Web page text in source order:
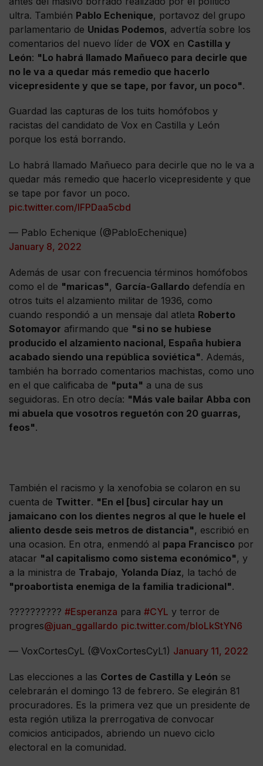
ultra. También Pablo Echenique, portavoz del grupo
parlamentario de Unidas Podemos, advertía sobre los
comentarios del nuevo líder de VOX en Castilla y
León: "Lo habrá llamado Mañueco para decirle que
no le va a quedar más remedio que hacerlo
vicepresidente y que se tape, por favor, un poco".
Guardad las capturas de los tuits homófobos y
racistas del candidato de Vox en Castilla y León
porque los está borrando.
Lo habrá llamado Mañueco para decirle que no le va a
quedar más remedio que hacerlo vicepresidente y que
se tape por favor un poco.
pic.twitter.com/IFPDaa5cbd
— Pablo Echenique (@PabloEchenique)
January 8, 2022
Además de usar con frecuencia términos homófobos
como el de "maricas", García-Gallardo defendía en
otros tuits el alzamiento militar de 1936, como
cuando respondió a un mensaje dal atleta Roberto
Sotomayor afirmando que "si no se hubiese
producido el alzamiento nacional, España hubiera
acabado siendo una república soviética". Además,
también ha borrado comentarios machistas, como uno
en el que calificaba de "puta" a una de sus
seguidoras. En otro decía: "Más vale bailar Abba con
mi abuela que vosotros reguetón con 20 guarras,
feos".
También el racismo y la xenofobia se colaron en su
cuenta de Twitter. "En el [bus] circular hay un
jamaicano con los dientes negros al que le huele el
aliento desde seis metros de distancia", escribió en
una ocasion. En otra, enmendó al papa Francisco por
atacar "al capitalismo como sistema económico", y
a la ministra de Trabajo, Yolanda Díaz, la tachó de
"proabortista enemiga de la familia tradicional".
?????????? #Esperanza para #CYL y terror de
progres@juan_ggallardo pic.twitter.com/bloLkStYN6
— VoxCortesCyL (@VoxCortesCyL1) January 11, 2022
Las elecciones a las Cortes de Castilla y León se
celebrarán el domingo 13 de febrero. Se elegirán 81
procuradores. Es la primera vez que un presidente de
esta región utiliza la prerrogativa de convocar
comicios anticipados, abriendo un nuevo ciclo
electoral en la comunidad.